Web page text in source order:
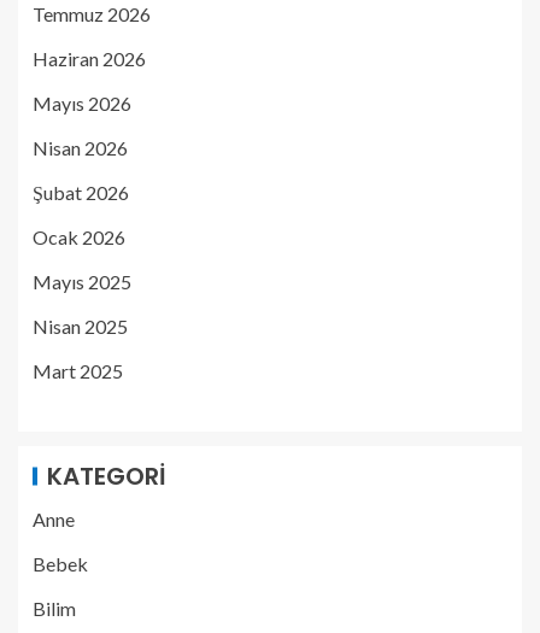
Temmuz 2026
Haziran 2026
Mayıs 2026
Nisan 2026
Şubat 2026
Ocak 2026
Mayıs 2025
Nisan 2025
Mart 2025
KATEGORI
Anne
Bebek
Bilim